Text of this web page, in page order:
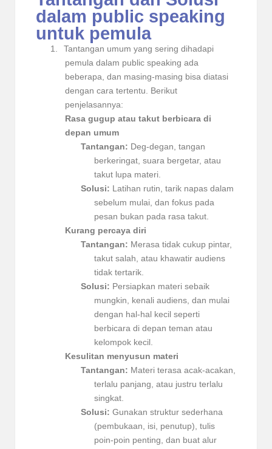
dalam public speaking
untuk pemula
1.
Tantangan umum yang sering dihadapi
pemula dalam public speaking ada
beberapa, dan masing-masing bisa diatasi
dengan cara tertentu. Berikut
penjelasannya:
Rasa gugup atau takut berbicara di
depan umum
Tantangan: Deg-degan, tangan
berkeringat, suara bergetar, atau
takut lupa materi.
Solusi: Latihan rutin, tarik napas dalam
sebelum mulai, dan fokus pada
pesan bukan pada rasa takut.
Kurang percaya diri
Tantangan: Merasa tidak cukup pintar,
takut salah, atau khawatir audiens
tidak tertarik.
Solusi: Persiapkan materi sebaik
mungkin, kenali audiens, dan mulai
dengan hal-hal kecil seperti
berbicara di depan teman atau
kelompok kecil.
Kesulitan menyusun materi
Tantangan: Materi terasa acak-acakan,
terlalu panjang, atau justru terlalu
singkat.
Solusi: Gunakan struktur sederhana
(pembukaan, isi, penutup), tulis
poin-poin penting, dan buat alur